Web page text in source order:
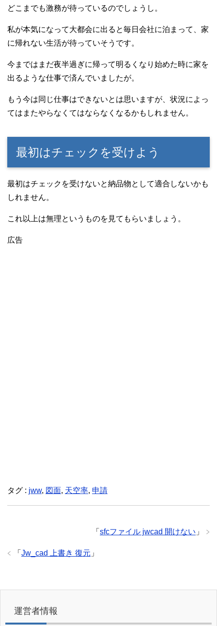
どこまでも激務が待っているのでしょうし。
私が本気になって大都会に出ると毎日会社に泊まって、家
に帰れない生活が待っていそうです。
今まではまだ夜半過ぎに帰って明るくなり始めた時に家を
出るような仕事で済んでいましたが。
もう今は同じ仕事はできないとは思いますが、状況によっ
てはまたやらなくてはならなくなるかもしれません。
最初はチェックを受けよう
最初はチェックを受けないと納品物として適合しないかも
しれません。
これ以上は無理というものを見てもらいましょう。
広告
タグ : jww, 図面, 天空率, 申請
「 sfcファイル jwcad 開けない 」
「 Jw_cad 上書き 復元 」
運営者情報